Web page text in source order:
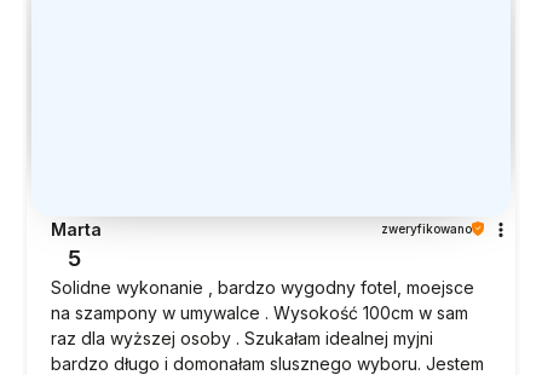
Marta zweryfikowano
5
Solidne wykonanie , bardzo wygodny fotel, moejsce
na szampony w umywalce . Wysokość 100cm w sam
raz dla wyższej osoby . Szukałam idealnej myjni
bardzo długo i domonałam slusznego wyboru. Jestem